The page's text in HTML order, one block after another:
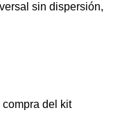
sin dispersión,
del kit